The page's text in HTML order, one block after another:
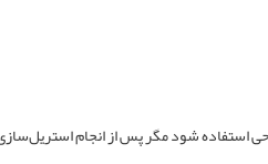
استفاده شود مگر پس از انجام